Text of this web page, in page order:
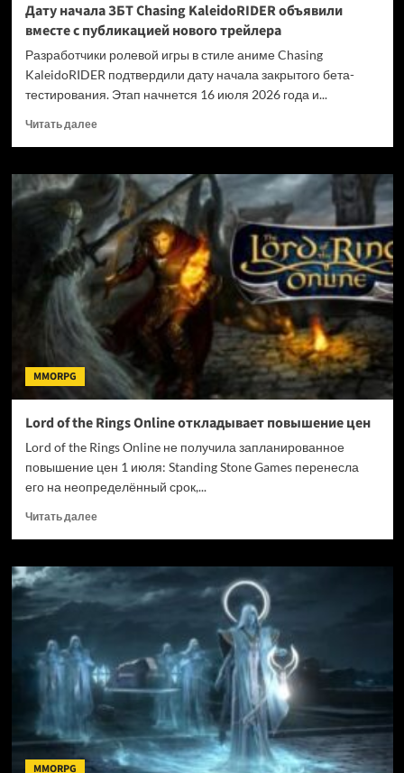
Дату начала ЗБТ Chasing KaleidoRIDER объявили
вместе с публикацией нового трейлера
Разработчики ролевой игры в стиле аниме Chasing
KaleidoRIDER подтвердили дату начала закрытого бета-
тестирования. Этап начнется 16 июля 2026 года и...
Читать далееПрочитать
Дату
начала
ЗБТ
Chasing
KaleidoRIDER
объявили
вместе
с
публикацией
нового
трейлера
MMORPG
Lord of the Rings Online откладывает повышение цен
Lord of the Rings Online не получила запланированное
повышение цен 1 июля: Standing Stone Games перенесла
его на неопределённый срок,...
Читать далееПрочитать
Lord
the
откладывает
повышение
цен
MMORPG